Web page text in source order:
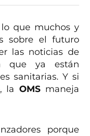
lo que muchos y
sobre el futuro
las noticias de
que ya están
sanitarias. Y si
la OMS maneja
porque